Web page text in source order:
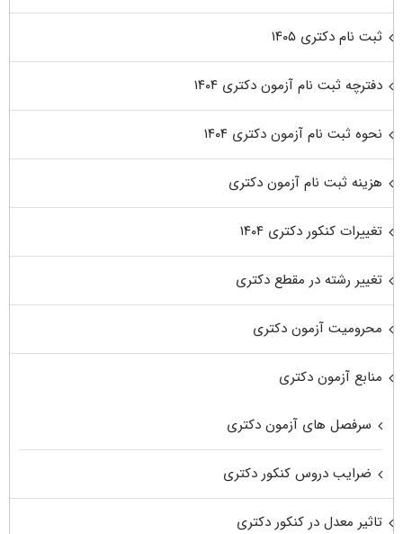
ثبت نام دکتری ۱۴۰۵
دفترچه ثبت نام آزمون دکتری ۱۴۰۴
نحوه ثبت نام آزمون دکتری ۱۴۰۴
هزینه ثبت نام آزمون دکتری
تغییرات کنکور دکتری ۱۴۰۴
تغییر رشته در مقطع دکتری
محرومیت آزمون دکتری
منابع آزمون دکتری
سرفصل های آزمون دکتری
ضرایب دروس کنکور دکتری
تاثیر معدل در کنکور دکتری